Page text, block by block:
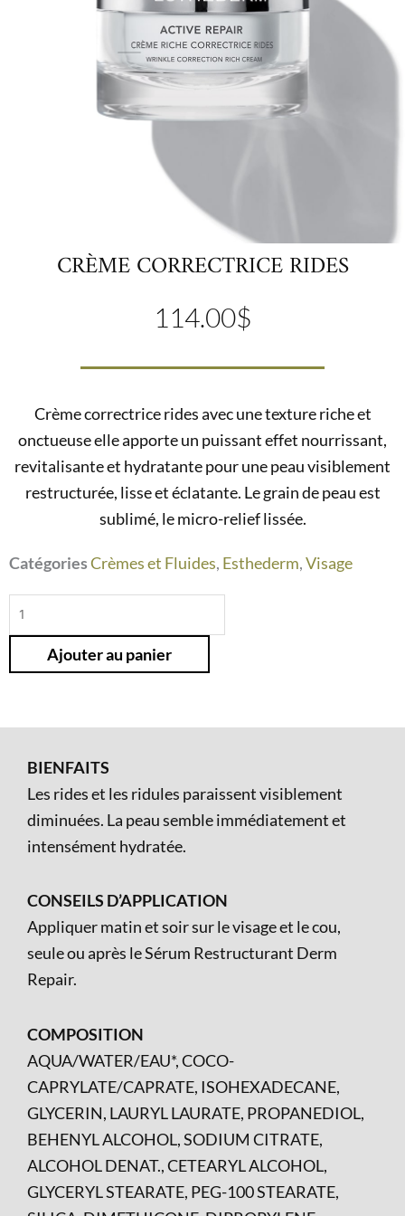
CRÈME CORRECTRICE RIDES
114.00$
Crème correctrice rides avec une texture riche et
onctueuse elle apporte un puissant effet nourrissant,
revitalisante et hydratante pour une peau visiblement
restructurée, lisse et éclatante. Le grain de peau est
sublimé, le micro-relief lissée.
CatégoriesCrèmes et Fluides, Esthederm,Visage
quantité
de
CrèmeAjouter au panier
BIENFAITS
Les rides et les ridules paraissent visiblement
diminuées. La peau semble immédiatement et
intensément hydratée.
CONSEILS D’APPLICATION
Appliquer matin et soir sur le visage et le cou,
seule ou après le Sérum Restructurant Derm
Repair.
COMPOSITION
AQUA/WATER/EAU*, COCO-
CAPRYLATE/CAPRATE, ISOHEXADECANE,
GLYCERIN, LAURYL LAURATE, PROPANEDIOL,
BEHENYL ALCOHOL, SODIUM CITRATE,
ALCOHOL DENAT., CETEARYL ALCOHOL,
GLYCERYL STEARATE, PEG-100 STEARATE,